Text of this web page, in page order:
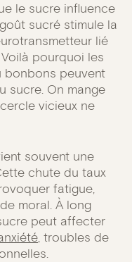
le sucre influence
sucré stimule la
lié
pourquoi les
bonbons peuvent
sucre. On mange
vicieux ne
souvent une
chute du taux
fatigue,
moral. À long
peut affecter
, troubles de